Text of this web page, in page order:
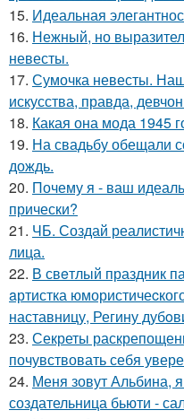
15. Идеальная
16. Нежный, но
невесты.
17. Сумочка невесты.
искусства, правда,
18. Какая она мода 1945
19. На свадьбу обещали
дождь.
20. Почему я - ваш
прически?
21. ЧБ. Создай
лица.
22. В свeтлый праздник
aртистка
наставницу, Регину
23. Секреты
почувствовать себя
24. Меня зовут Альбина,
создательница бьюти -